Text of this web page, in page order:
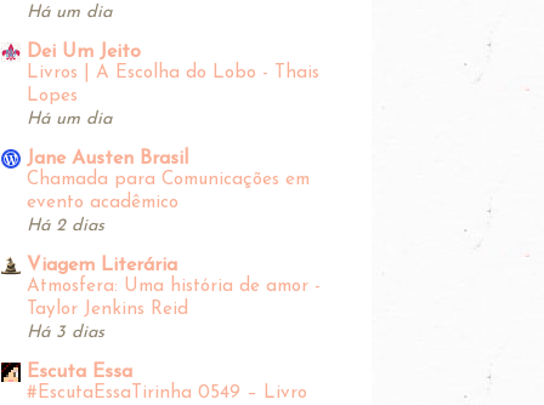
Há um dia
Dei Um Jeito
Livros | A Escolha do Lobo - Thais
Lopes
Há um dia
Jane Austen Brasil
Chamada para Comunicações em
evento acadêmico
Há 2 dias
Viagem Literária
Atmosfera: Uma história de amor -
Taylor Jenkins Reid
Há 3 dias
Escuta Essa
#EscutaEssaTirinha‬ 0549 – Livro